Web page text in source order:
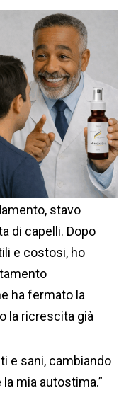
stavo
di capelli. Dopo
e costosi, ho
ha fermato la
la ricrescita già
e sani, cambiando
mia autostima.”